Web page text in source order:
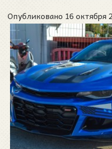
Опубликовано 16 октября